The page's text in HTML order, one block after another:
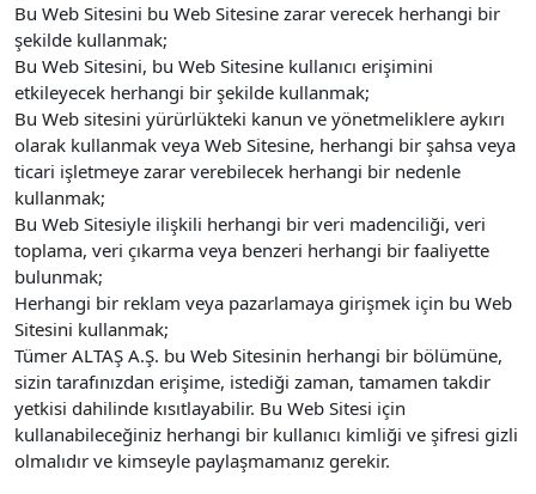
Bu Web Sitesini bu Web Sitesine zarar verecek herhangi bir
şekilde kullanmak;
Bu Web Sitesini, bu Web Sitesine kullanıcı erişimini
etkileyecek herhangi bir şekilde kullanmak;
Bu Web sitesini yürürlükteki kanun ve yönetmeliklere aykırı
olarak kullanmak veya Web Sitesine, herhangi bir şahsa veya
ticari işletmeye zarar verebilecek herhangi bir nedenle
kullanmak;
Bu Web Sitesiyle ilişkili herhangi bir veri madenciliği, veri
toplama, veri çıkarma veya benzeri herhangi bir faaliyette
bulunmak;
Herhangi bir reklam veya pazarlamaya girişmek için bu Web
Sitesini kullanmak;
Tümer ALTAŞ A.Ş. bu Web Sitesinin herhangi bir bölümüne,
sizin tarafınızdan erişime, istediği zaman, tamamen takdir
yetkisi dahilinde kısıtlayabilir. Bu Web Sitesi için
kullanabileceğiniz herhangi bir kullanıcı kimliği ve şifresi gizli
olmalıdır ve kimseyle paylaşmamanız gerekir.